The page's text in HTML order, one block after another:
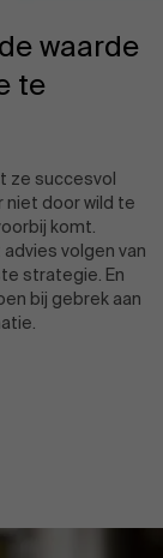
waarde
te
ze succesvol
door wild te
komt.
volgen van
strategie. En
bij gebrek aan